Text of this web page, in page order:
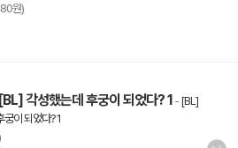
원)
각성했는데 후궁이 되었다? 1 - [BL]
궁이 되었다? 1